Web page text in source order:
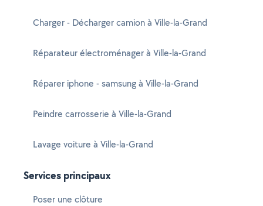
Charger - Décharger camion à Ville-la-Grand
Réparateur électroménager à Ville-la-Grand
Réparer iphone - samsung à Ville-la-Grand
Peindre carrosserie à Ville-la-Grand
Lavage voiture à Ville-la-Grand
Services principaux
Poser une clôture